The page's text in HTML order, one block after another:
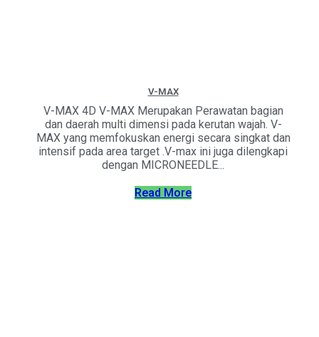
V-MAX
V-MAX 4D V-MAX Merupakan Perawatan bagian
dan daerah multi dimensi pada kerutan wajah. V-
MAX yang memfokuskan energi secara singkat dan
intensif pada area target .V-max ini juga dilengkapi
dengan MICRONEEDLE...
Read More